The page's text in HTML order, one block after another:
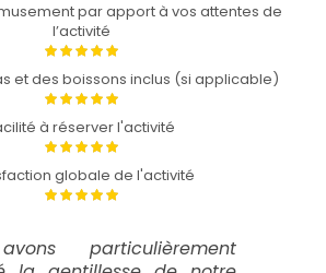
par apport à vos attentes de
l’activité
et des boissons inclus (si applicable)
à réserver l'activité
globale de l'activité
particulièrement